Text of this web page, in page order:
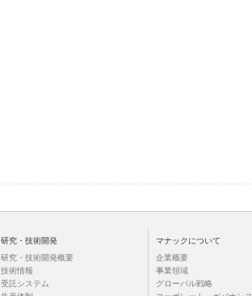
研究・技術開発
研究・技術開発概要
技術情報
受託システム
マナックについて
企業概要
事業領域
グローバル戦略